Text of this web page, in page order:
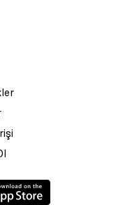
tasarlanmış ve